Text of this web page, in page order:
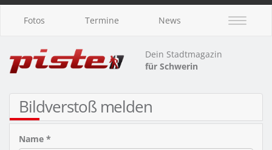
Fotos Termine News
Dein Stadtmagazin
für Schwerin
Bildverstoß melden
Name *